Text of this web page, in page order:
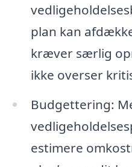
plan kan
kræver særlig
ikke overser
Budgettering:
estimere